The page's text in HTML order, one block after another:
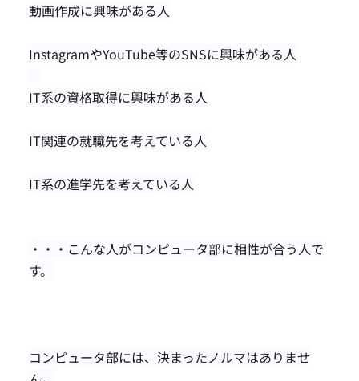
動画作成に興味がある人
InstagramやYouTube等のSNSに興味がある人
IT系の資格取得に興味がある人
IT関連の就職先を考えている人
IT系の進学先を考えている人
・・・こんな人がコンピュータ部に相性が合う人で
す。
コンピュータ部には、決まったノルマはありませ